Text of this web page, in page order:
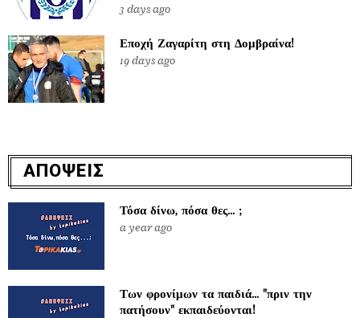
3 days ago
Εποχή Ζαγαρίτη στη Δομβραίνα!
19 days ago
ΑΠΟΨΕΙΣ
Τόσα δίνω, πόσα θες... ;
a year ago
Των φρονίμων τα παιδιά... "πριν την
πατήσουν" εκπαιδεύονται!